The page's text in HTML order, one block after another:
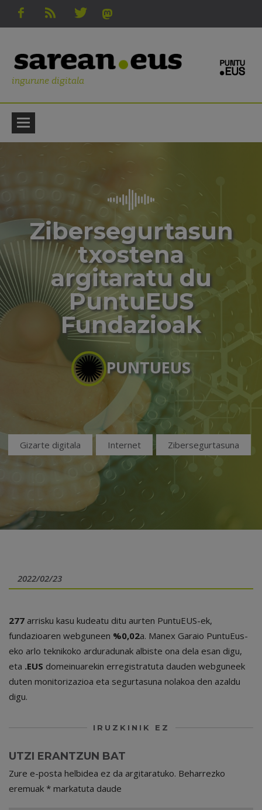
ingurune digitala
Zibersegurtasun
txostena
argitaratu du
PuntuEUS
Fundazioak
PUNTUEUS
Gizarte digitala Internet Zibersegurtasuna
2022/02/23
277 arrisku kasu kudeatu ditu aurten PuntuEUS-ek,
fundazioaren webguneen %0,02a. Manex Garaio PuntuEus-
eko arlo teknikoko arduradunak albiste ona dela esan digu,
eta .EUS domeinuarekin erregistratuta dauden webguneek
duten monitorizazioa eta segurtasuna nolakoa den azaldu
digu.
IRUZKINIK EZ
UTZI ERANTZUN BAT
Zure e-posta helbidea ez da argitaratuko. Beharrezko
eremuak * markatuta daude